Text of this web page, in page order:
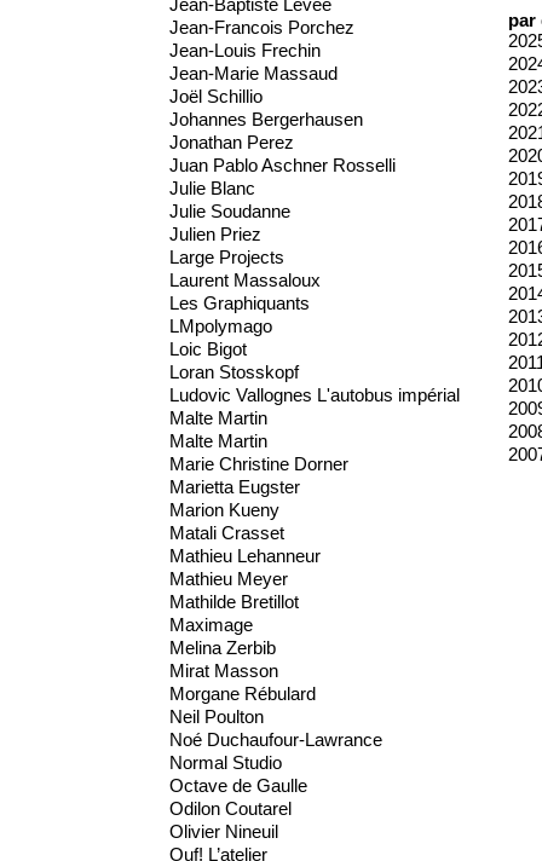
Jean-Baptiste Levée
Jean-Francois Porchez
Jean-Louis Frechin
Jean-Marie Massaud
Joël Schillio
Johannes Bergerhausen
Jonathan Perez
Juan Pablo Aschner Rosselli
Julie Blanc
Julie Soudanne
Julien Priez
Large Projects
Laurent Massaloux
Les Graphiquants
LMpolymago
Loic Bigot
Loran Stosskopf
Ludovic Vallognes L'autobus impérial
Malte Martin
Malte Martin
Marie Christine Dorner
Marietta Eugster
Marion Kueny
Matali Crasset
Mathieu Lehanneur
Mathieu Meyer
Mathilde Bretillot
Maximage
Melina Zerbib
Mirat Masson
Morgane Rébulard
Neil Poulton
Noé Duchaufour-Lawrance
Normal Studio
Octave de Gaulle
Odilon Coutarel
Olivier Nineuil
Ouf! L’atelier
par